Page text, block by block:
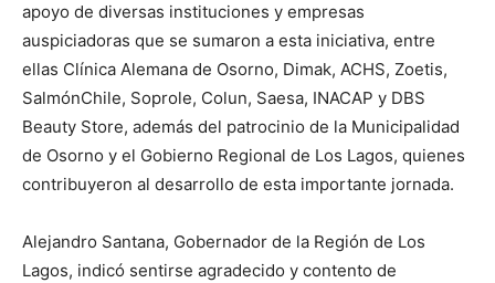
apoyo de diversas instituciones y empresas
auspiciadoras que se sumaron a esta iniciativa, entre
ellas Clínica Alemana de Osorno, Dimak, ACHS, Zoetis,
SalmónChile, Soprole, Colun, Saesa, INACAP y DBS
Beauty Store, además del patrocinio de la Municipalidad
de Osorno y el Gobierno Regional de Los Lagos, quienes
contribuyeron al desarrollo de esta importante jornada.
Alejandro Santana, Gobernador de la Región de Los
Lagos, indicó sentirse agradecido y contento de